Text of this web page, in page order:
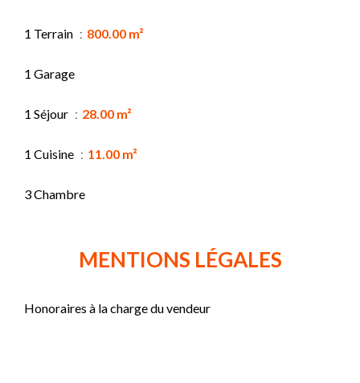
1 Terrain 800.00 m²
1 Garage
1 Séjour 28.00 m²
1 Cuisine 11.00 m²
3 Chambre
MENTIONS LÉGALES
Honoraires à la charge du vendeur